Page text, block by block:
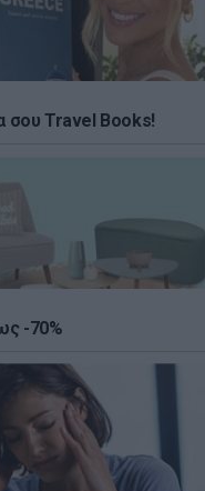
σου Travel Books!
-70%